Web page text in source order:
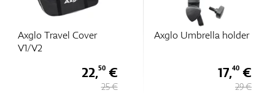
Axglo Travel Cover
V1/V2
22,50€
25 €
Axglo Umbrella holder
17,40 €
29 €